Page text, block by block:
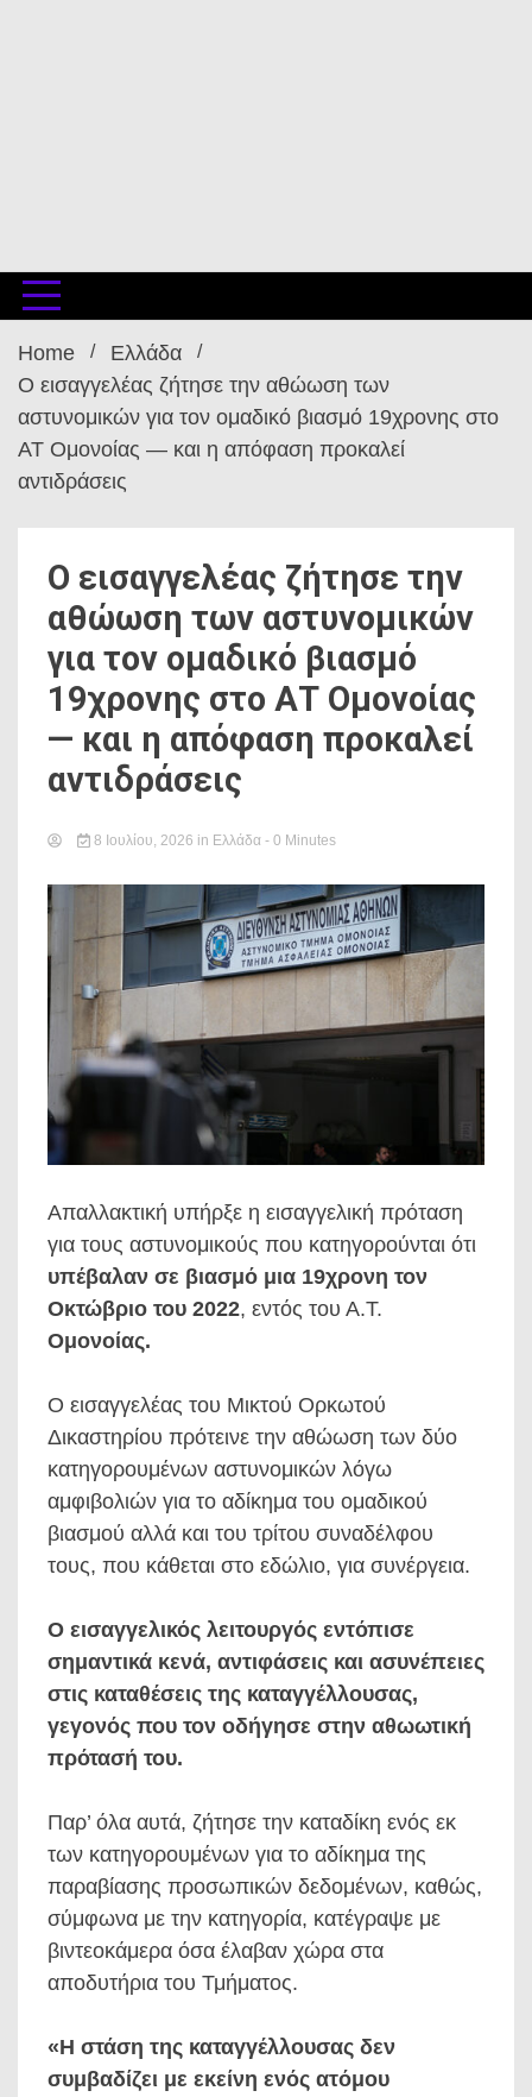
Home
Ελλάδα
Ο εισαγγελέας ζήτησε την αθώωση των
αστυνομικών για τον ομαδικό βιασμό 19χρονης στο
ΑΤ Ομονοίας — και η απόφαση προκαλεί
αντιδράσεις
Ο εισαγγελέας ζήτησε την
αθώωση των αστυνομικών
για τον ομαδικό βιασμό
19χρονης στο ΑΤ Ομονοίας
— και η απόφαση προκαλεί
αντιδράσεις
8 Ιουλίου, 2026 in Ελλάδα - 0 Minutes
Απαλλακτική υπήρξε η εισαγγελική πρόταση
για τους αστυνομικούς που κατηγορούνται ότι
υπέβαλαν σε βιασμό μια 19χρονη τον
Οκτώβριο του 2022, εντός του Α.Τ.
Ομονοίας.
Ο εισαγγελέας του Μικτού Ορκωτού
Δικαστηρίου πρότεινε την αθώωση των δύο
κατηγορουμένων αστυνομικών λόγω
αμφιβολιών για το αδίκημα του ομαδικού
βιασμού αλλά και του τρίτου συναδέλφου
τους, που κάθεται στο εδώλιο, για συνέργεια.
Ο εισαγγελικός λειτουργός εντόπισε
σημαντικά κενά, αντιφάσεις και ασυνέπειες
στις καταθέσεις της καταγγέλλουσας,
γεγονός που τον οδήγησε στην αθωωτική
πρότασή του.
Παρ’ όλα αυτά, ζήτησε την καταδίκη ενός εκ
των κατηγορουμένων για το αδίκημα της
παραβίασης προσωπικών δεδομένων, καθώς,
σύμφωνα με την κατηγορία, κατέγραψε με
βιντεοκάμερα όσα έλαβαν χώρα στα
αποδυτήρια του Τμήματος.
«Η στάση της καταγγέλλουσας δεν
συμβαδίζει με εκείνη ενός ατόμου